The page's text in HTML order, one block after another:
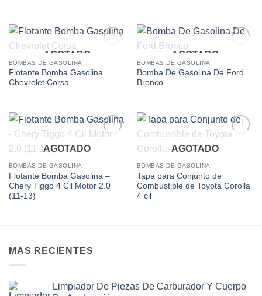
AGOTADO
BOMBAS DE GASOLINA
Flotante Bomba Gasolina
Chevrolet Corsa
AGOTADO
BOMBAS DE GASOLINA
Bomba De Gasolina De Ford
Bronco
AGOTADO
BOMBAS DE GASOLINA
Flotante Bomba Gasolina –
Chery Tiggo 4 Cil Motor 2.0
(11-13)
AGOTADO
BOMBAS DE GASOLINA
Tapa para Conjunto de
Combustible de Toyota Corolla
4 cil
MAS RECIENTES
Limpiador De Piezas De Carburador Y Cuerpo